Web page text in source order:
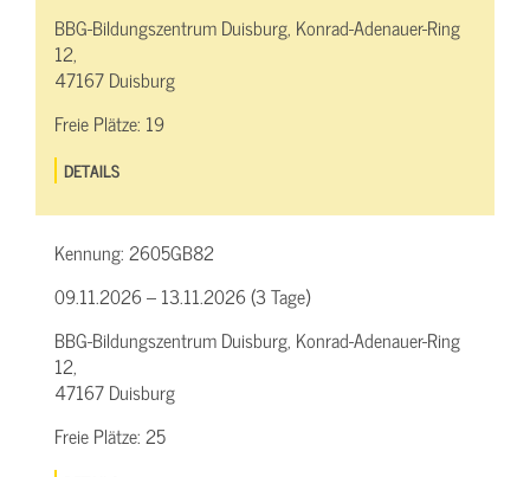
BBG-Bildungszentrum Duisburg, Konrad-Adenauer-Ring
12,
47167 Duisburg
Freie Plätze: 19
DETAILS
Kennung:2605GB82
09.11.2026 – 13.11.2026 (3 Tage)
BBG-Bildungszentrum Duisburg, Konrad-Adenauer-Ring
12,
47167 Duisburg
Freie Plätze:25